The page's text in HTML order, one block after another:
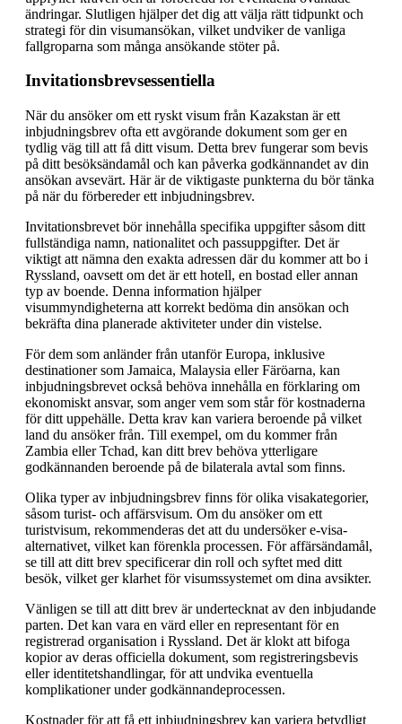
ändringar. Slutligen hjälper det dig att välja rätt tidpunkt och
strategi för din visumansökan, vilket undviker de vanliga
fallgroparna som många ansökande stöter på.
Invitationsbrevsessentiella
När du ansöker om ett ryskt visum från Kazakstan är ett
inbjudningsbrev ofta ett avgörande dokument som ger en
tydlig väg till att få ditt visum. Detta brev fungerar som bevis
på ditt besöksändamål och kan påverka godkännandet av din
ansökan avsevärt. Här är de viktigaste punkterna du bör tänka
på när du förbereder ett inbjudningsbrev.
Invitationsbrevet bör innehålla specifika uppgifter såsom ditt
fullständiga namn, nationalitet och passuppgifter. Det är
viktigt att nämna den exakta adressen där du kommer att bo i
Ryssland, oavsett om det är ett hotell, en bostad eller annan
typ av boende. Denna information hjälper
visummyndigheterna att korrekt bedöma din ansökan och
bekräfta dina planerade aktiviteter under din vistelse.
För dem som anländer från utanför Europa, inklusive
destinationer som Jamaica, Malaysia eller Färöarna, kan
inbjudningsbrevet också behöva innehålla en förklaring om
ekonomiskt ansvar, som anger vem som står för kostnaderna
för ditt uppehälle. Detta krav kan variera beroende på vilket
land du ansöker från. Till exempel, om du kommer från
Zambia eller Tchad, kan ditt brev behöva ytterligare
godkännanden beroende på de bilaterala avtal som finns.
Olika typer av inbjudningsbrev finns för olika visakategorier,
såsom turist- och affärsvisum. Om du ansöker om ett
turistvisum, rekommenderas det att du undersöker e-visa-
alternativet, vilket kan förenkla processen. För affärsändamål,
se till att ditt brev specificerar din roll och syftet med ditt
besök, vilket ger klarhet för visumssystemet om dina avsikter.
Vänligen se till att ditt brev är undertecknat av den inbjudande
parten. Det kan vara en värd eller en representant för en
registrerad organisation i Ryssland. Det är klokt att bifoga
kopior av deras officiella dokument, som registreringsbevis
eller identitetshandlingar, för att undvika eventuella
komplikationer under godkännandeprocessen.
Kostnader för att få ett inbjudningsbrev kan variera betydligt